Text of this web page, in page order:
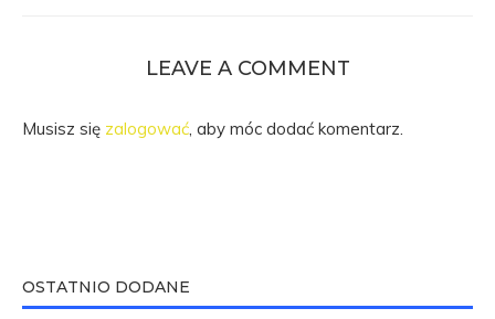
LEAVE A COMMENT
Musisz się zalogować , aby móc dodać komentarz.
OSTATNIO DODANE